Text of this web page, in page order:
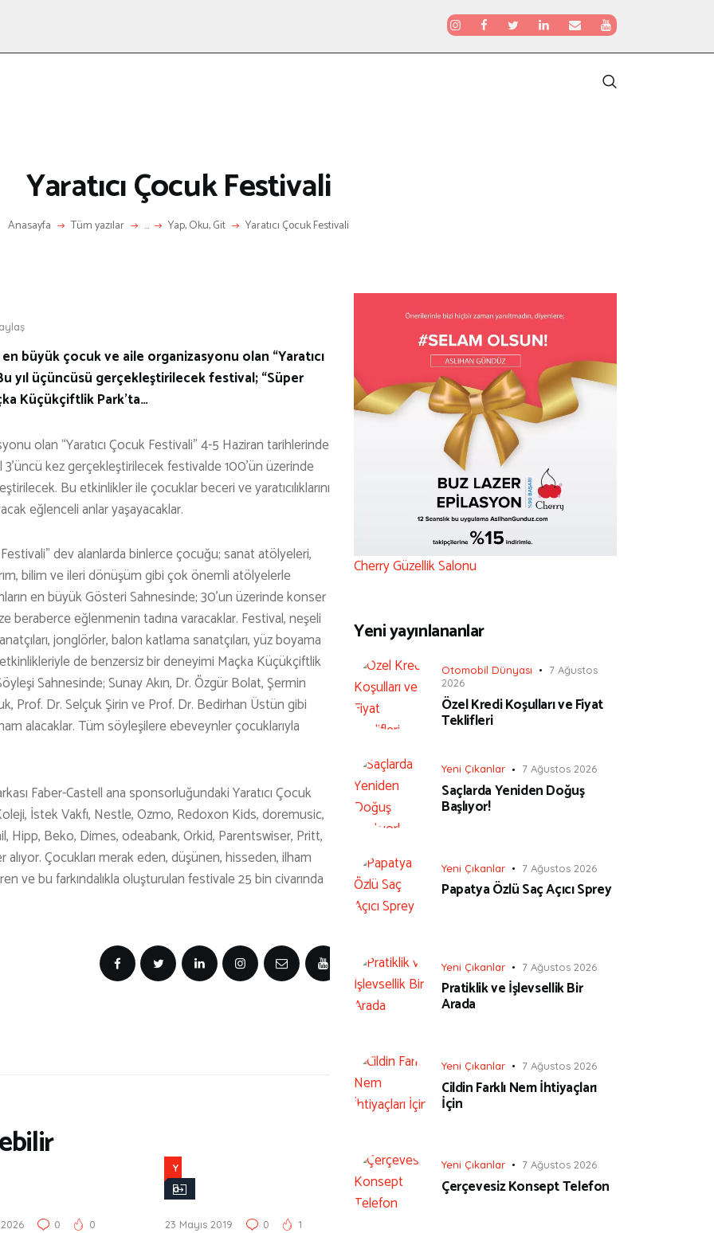
Yaratıcı Çocuk Festivali
Anasayfa Tüm yazılar ... Yap, Oku, Git Yaratıcı Çocuk Festivali
İLETIŞIM
büyük çocuk ve aile organizasyonu olan “Yaratıcı
yıl üçüncüsü gerçekleştirilecek festival; “Süper
Küçükçiftlik Park’ta…
olan “Yaratıcı Çocuk Festivali” 4-5 Haziran tarihlerinde
kez gerçekleştirilecek festivalde 100’ün üzerinde
Bu etkinlikler ile çocuklar beceri ve yaratıcılıklarını
eğlenceli anlar yaşayacaklar.
dev alanlarda binlerce çocuğu; sanat atölyeleri,
bilim ve ileri dönüşüm gibi çok önemli atölyelerle
en büyük Gösteri Sahnesinde; 30’un üzerinde konser
beraberce eğlenmenin tadına varacaklar. Festival, neşeli
jonglörler, balon katlama sanatçıları, yüz boyama
de benzersiz bir deneyimi Maçka Küçükçiftlik
Sahnesinde; Sunay Akın, Dr. Özgür Bolat, Şermin
Prof. Dr. Selçuk Şirin ve Prof. Dr. Bedirhan Üstün gibi
alacaklar. Tüm söyleşilere ebeveynler çocuklarıyla
Faber-Castell ana sponsorluğundaki Yaratıcı Çocuk
İstek Vakfı, Nestle, Ozmo, Redoxon Kids, doremusic,
Hipp, Beko, Dimes, odeabank, Orkid, Parentswiser, Pritt,
Çocukları merak eden, düşünen, hisseden, ilham
ve bu farkındalıkla oluşturulan festivale 25 bin civarında
0 0
Y
a
,
23 Mayıs 2019 0 1
Cherry Güzellik Salonu
Yeni yayınlananlar
Otomobil Dünyası
7 Ağustos
2026
Özel Kredi Koşulları ve Fiyat
Teklifleri
Yeni Çıkanlar 7 Ağustos 2026
Saçlarda Yeniden Doğuş
Başlıyor!
Yeni Çıkanlar 7 Ağustos 2026
Papatya Özlü Saç Açıcı Sprey
Yeni Çıkanlar 7 Ağustos 2026
Pratiklik ve İşlevsellik Bir
Arada
Yeni Çıkanlar 7 Ağustos 2026
Cildin Farklı Nem İhtiyaçları
İçin
Yeni Çıkanlar 7 Ağustos 2026
Çerçevesiz Konsept Telefon